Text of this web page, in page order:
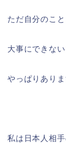
ただ自分のこ
大事にできな
やっぱりあり
私は日本人相